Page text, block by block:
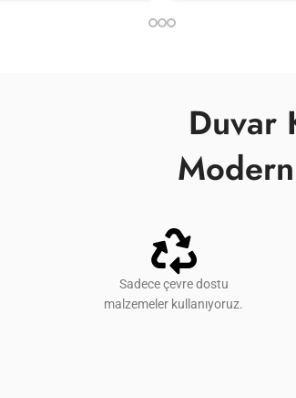
Duvar
Sadece çevre dostu
malzemeler kullanıyoruz.